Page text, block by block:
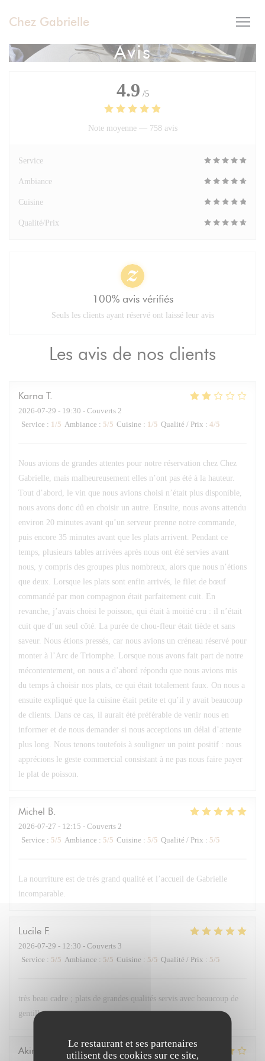
Le restaurant et ses partenaires
utilisent des cookies sur ce site,
Chez Gabrielle
Avis
Les avis de nos clients
Karna T
2026-07-29 - 19:30 - Couverts 2
Service : 1/5 Ambiance : 5/5 Cuisine : 1/5 Qualité / Prix : 4/5
Nous avions de grandes attentes pour notre réservation chez Chez
Gabrielle, mais malheureusement elles n’ont pas été à la hauteur.
Tout d’abord, le vin que nous avions choisi n’était plus disponible,
nous avons donc dû en choisir un autre. Ensuite, nous avons attendu
environ 20 minutes avant qu’un serveur prenne notre commande,
puis encore 35 minutes avant que les plats arrivent. Pendant ce
temps, plusieurs tables arrivées après nous ont été servies avant
nous, y compris des groupes plus nombreux, alors que nous n’étions
que deux. Lorsque les plats sont enfin arrivés, le filet de bœuf
commandé par mon compagnon était parfaitement cuit. En
revanche, j’avais choisi le poisson, qui était à moitié cru : il n’était
cuit que d’un seul côté. La purée de chou-fleur était tiède et sans
saveur. Nous étions pressés, car nous avions un créneau réservé pour
monter à l’Arc de Triomphe. Lorsque nous avons fait part de notre
mécontentement, on nous a d’abord répondu que nous avions mis
du temps à choisir nos plats, ce qui était totalement faux. On nous a
ensuite expliqué que la cuisine était petite et qu’il y avait beaucoup
de clients. Dans ce cas, il aurait été préférable de venir nous en
informer et de nous demander si nous acceptions un délai d’attente
plus long. Nous tenons toutefois à souligner un point positif : nous
apprécions le geste commercial consistant à ne pas nous faire payer
le plat de poisson.
Michel B
2026-07-27 - 12:15 - Couverts 2
Service : 5/5 Ambiance : 5/5 Cuisine : 5/5 Qualité / Prix : 5/5
La nourriture est de très grand qualité et l’accueil de Gabrielle
incomparable.
Lucile F
2026-07-29 - 12:30 - Couverts 3
Service : 5/5 Ambiance : 5/5 Cuisine : 5/5 Qualité / Prix : 5/5
très beau cadre ; plats de grandes qualités servis avec beaucoup de
gentillesse
Akira
4.9 /5
Note moyenne — 758 avis
Service
Ambiance
Cuisine
Qualité/Prix
100% avis vérifiés
Seuls les clients ayant réservé ont laissé leur avis